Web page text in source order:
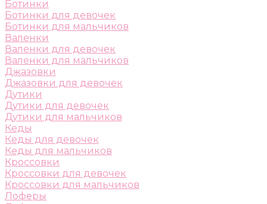
Ботинки
Ботинки для девочек
Ботинки для мальчиков
Валенки
Валенки для девочек
Валенки для мальчиков
Джазовки
Джазовки для девочек
Дутики
Дутики для девочек
Дутики для мальчиков
Кеды
Кеды для девочек
Кеды для мальчиков
Кроссовки
Кроссовки для девочек
Кроссовки для мальчиков
Лоферы